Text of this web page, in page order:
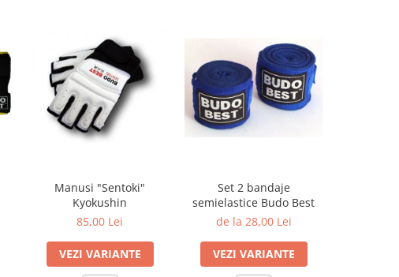
Manusi "Sentoki"
Kyokushin
85,00 Lei
VEZI VARIANTE
Set 2 bandaje
semielastice Budo Best
de la 28,00 Lei
VEZI VARIANTE